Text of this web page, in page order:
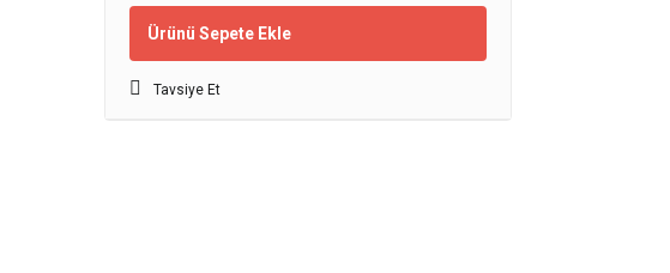
Ürünü Sepete Ekle
Tavsiye Et